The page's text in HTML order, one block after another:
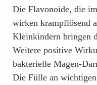
Die Flavonoide, die
wirken krampflösend
Kleinkindern bringen
Weitere positive
bakterielle Magen-
Die Fülle an